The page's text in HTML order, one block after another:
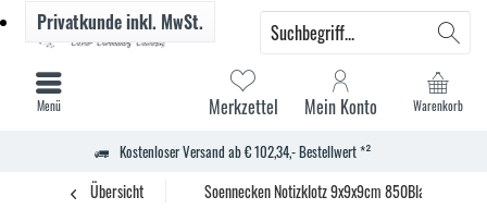
Kostenloser Versand ab € 102,34,- Bestellwert *²
Warenkorb
Merkzettel Mein Konto
Privatkundeinkl. MwSt.
Menü
Übersicht Soennecken Notizklotz 9x9x9cm 850Blatt farbig